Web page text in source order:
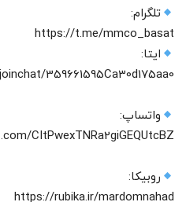
تلگرام:
https://t.me/mmco_basat
ایتا:
359661595Ca30d175aa0
واتساپ:
CItPwexTNRa2giGEQUtcBZ‌
روبیکا:
https://rubika.ir/mardomnahad